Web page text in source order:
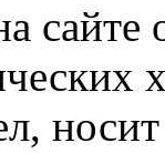
сайте